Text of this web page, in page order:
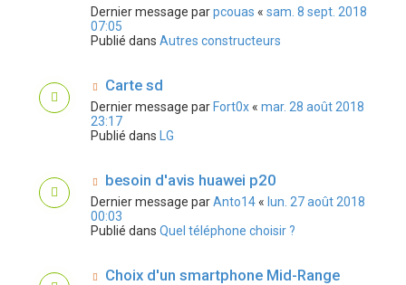
Dernier message parpcouas « sam. 8 sept. 2018
07:05
Publié dans Autres constructeurs
Carte sd
Dernier message parFort0x« mar. 28 août 2018
23:17
Publié dans LG
besoin d'avis huawei p20
Dernier message parAnto14« lun. 27 août 2018
00:03
Publié dans Quel téléphone choisir ?
Choix d'un smartphone Mid-Range